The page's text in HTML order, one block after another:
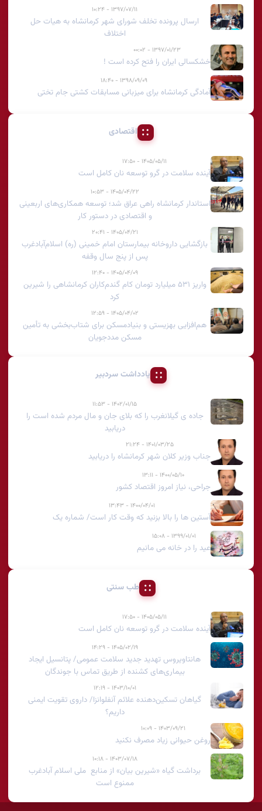
۱۳۹۷/۰۷/۱۱ - ۱۰:۲۴
ارسال ‌پرونده تخلف شورای شهر کرمانشاه به هیات حل
اختلاف
۱۳۹۷/۰۱/۲۳ - ۰۰:۰۲
خشکسالی ایران را فتح کرده است !
۱۳۹۸/۰۹/۰۹ - ۱۸:۴۰
آمادگی کرمانشاه برای میزبانی مسابقات کشتی جام تختی
اقتصادی
۱۴۰۵/۰۵/۱۱ - ۱۷:۵۰
آینده سلامت در گرو توسعه نان کامل است
۱۴۰۵/۰۴/۲۲ - ۱۰:۵۳
استاندار کرمانشاه راهی عراق شد؛ توسعه همکاری‌های اربعینی
و اقتصادی در دستور کار
۱۴۰۵/۰۴/۲۱ - ۲۰:۴۱
بازگشایی داروخانه بیمارستان امام خمینی (ره) اسلام‌آبادغرب
پس از پنج سال وقفه
۱۴۰۵/۰۴/۰۹ - ۱۲:۴۰
واریز ۵۳۱ میلیارد تومان کام گندم‌کاران کرمانشاهی را شیرین
کرد
۱۴۰۵/۰۴/۰۲ - ۱۲:۵۹
هم‌افزایی بهزیستی و بنیادمسکن برای شتاب‌بخشی به تأمین
مسکن مددجویان
یادداشت سردبیر
۱۴۰۲/۰۱/۱۵ - ۱۱:۵۳
جاده ی گیلانغرب را که بلای جان و مال مردم شده است را
دریابید
۱۴۰۱/۰۳/۲۵ - ۲۱:۲۴
جناب وزیر کلان شهر کرمانشاه را دریابید
۱۴۰۰/۰۵/۱۰ - ۱۳:۱۱
جراحی، نیاز امروز اقتصاد کشور
۱۴۰۰/۰۴/۰۱ - ۱۳:۴۳
آستین ها را بالا بزنید که وقت کار است/ شماره یک
۱۳۹۹/۰۱/۰۱ - ۱۵:۰۸
عید را در خانه می مانیم
طب سنتی
۱۴۰۵/۰۵/۱۱ - ۱۷:۵۰
آینده سلامت در گرو توسعه نان کامل است
۱۴۰۵/۰۲/۱۹ - ۱۴:۲۹
هانتاویروس تهدید جدید سلامت عمومی/ پتانسیل ایجاد
بیماری‌های کشنده از طریق تماس با جوندگان
۱۴۰۳/۱۰/۰۱ - ۱۲:۱۹
گیاهان تسکین‌دهنده علائم آنفلوانزا/ داروی تقویت ایمنی
داریم؟
۱۴۰۳/۰۹/۲۱ - ۱۰:۰۹
روغن حیوانی زیاد مصرف نکنید
۱۴۰۳/۰۷/۱۸ - ۱۰:۱۸
برداشت گیاه «شیرین بیان» از منابع ملی اسلام آبادغرب
ممنوع است